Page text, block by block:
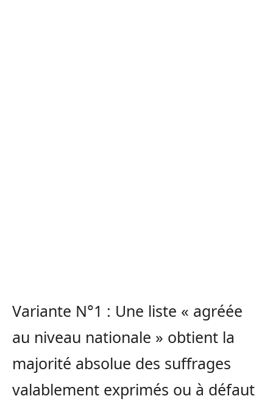
Variante N°1 : Une liste « agréée
au niveau nationale » obtient la
majorité absolue des suffrages
valablement exprimés ou à défaut